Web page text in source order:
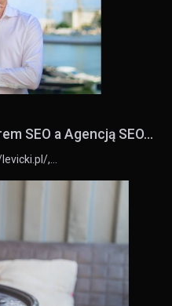
SEO a Agencją SEO...
,…